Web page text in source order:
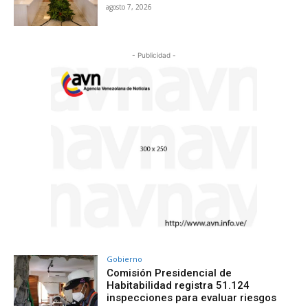
agosto 7, 2026
- Publicidad -
Gobierno
Comisión Presidencial de
Habitabilidad registra 51.124
inspecciones para evaluar riesgos